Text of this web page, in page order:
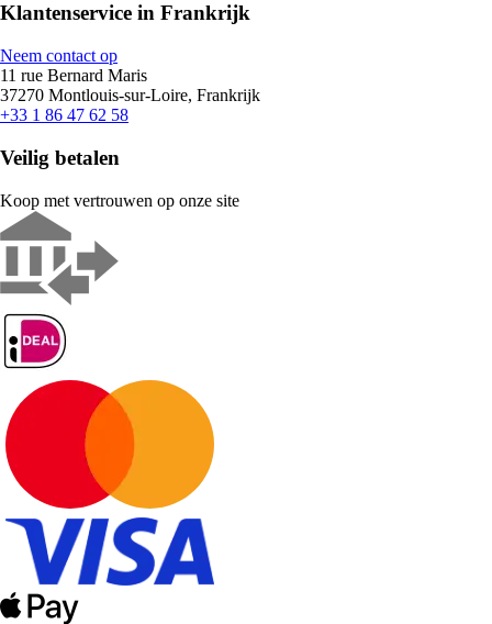
Klantenservice in Frankrijk
Neem contact op
11 rue Bernard Maris
37270 Montlouis-sur-Loire, Frankrijk
+33 1 86 47 62 58
Veilig betalen
Koop met vertrouwen op onze site